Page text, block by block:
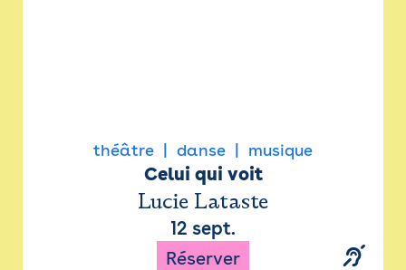
théâtre danse musique
Celui qui voit
Lucie Lataste
12 sept.
Réserver